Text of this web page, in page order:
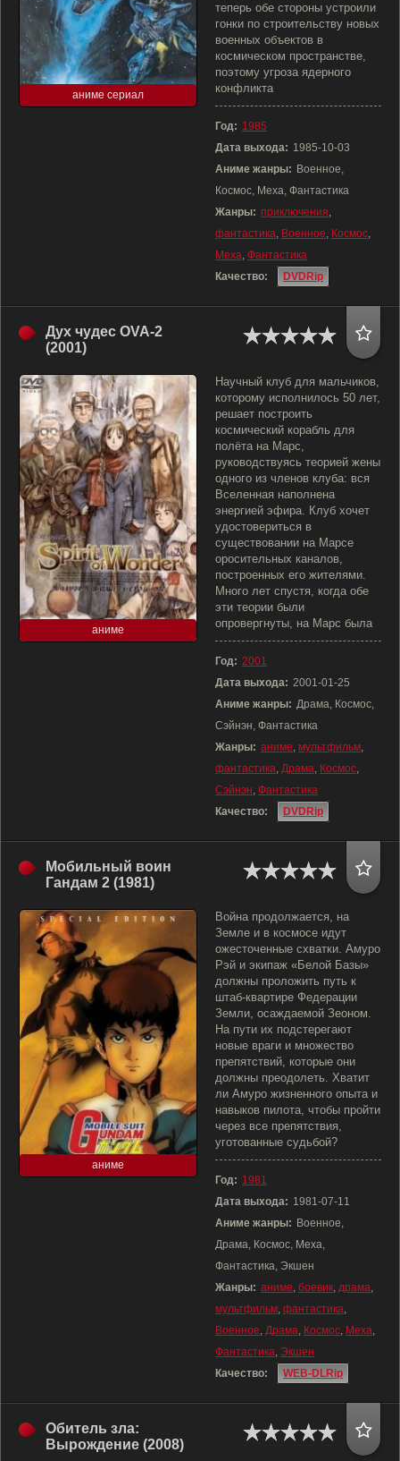
аниме сериал
теперь обе стороны устроили
гонки по строительству новых
военных объектов в
космическом пространстве,
поэтому угроза ядерного
конфликта
Год: 1985
Дата выхода: 1985-10-03
Аниме жанры: Военное,
Космос, Меха, Фантастика
Жанры: приключения,
фантастика, Военное, Космос,
Меха, Фантастика
Качество:
DVDRip
Дух чудес OVA-2
(2001)
аниме
Научный клуб для мальчиков,
которому исполнилось 50 лет,
решает построить
космический корабль для
полёта на Марс,
руководствуясь теорией жены
одного из членов клуба: вся
Вселенная наполнена
энергией эфира. Клуб хочет
удостовериться в
существовании на Марсе
оросительных каналов,
построенных его жителями.
Много лет спустя, когда обе
эти теории были
опровергнуты, на Марс была
Год: 2001
Дата выхода: 2001-01-25
Аниме жанры: Драма, Космос,
Сэйнэн, Фантастика
Жанры: аниме, мультфильм,
фантастика, Драма, Космос,
Сэйнэн, Фантастика
Качество:
DVDRip
Мобильный воин
Гандам 2 (1981)
аниме
Война продолжается, на
Земле и в космосе идут
ожесточенные схватки. Амуро
Рэй и экипаж «Белой Базы»
должны проложить путь к
штаб-квартире Федерации
Земли, осаждаемой Зеоном.
На пути их подстерегают
новые враги и множество
препятствий, которые они
должны преодолеть. Хватит
ли Амуро жизненного опыта и
навыков пилота, чтобы пройти
через все препятствия,
уготованные судьбой?
Год: 1981
Дата выхода: 1981-07-11
Аниме жанры: Военное,
Драма, Космос, Меха,
Фантастика, Экшен
Жанры: аниме, боевик, драма,
мультфильм, фантастика,
Военное, Драма, Космос, Меха,
Фантастика, Экшен
Качество:
WEB-DLRip
Обитель зла:
Вырождение (2008)